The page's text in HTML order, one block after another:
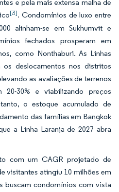
e pela mais extensa malha de
[3]. Condomínios de luxo entre
alinham-se em Sukhumvit e
fechados prosperam em
como Nonthaburi. As Linhas
os deslocamentos nos distritos
as avaliações de terrenos
20-30% e viabilizando preços
o estoque acumulado de
das famílias em Bangkok
a Linha Laranja de 2027 abra
com um CAGR projetado de
visitantes atingiu 10 milhões em
buscam condomínios com vista